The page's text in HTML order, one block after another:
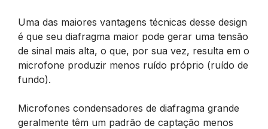
Uma das maiores vantagens técnicas desse design
é que seu diafragma maior pode gerar uma tensão
de sinal mais alta, o que, por sua vez, resulta em o
microfone produzir menos ruído próprio (ruído de
fundo).
Microfones condensadores de diafragma grande
geralmente têm um padrão de captação menos